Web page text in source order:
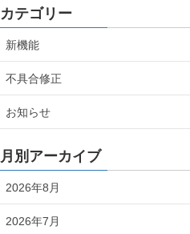
カテゴリー
新機能
不具合修正
お知らせ
月別アーカイブ
2026年8月
2026年7月